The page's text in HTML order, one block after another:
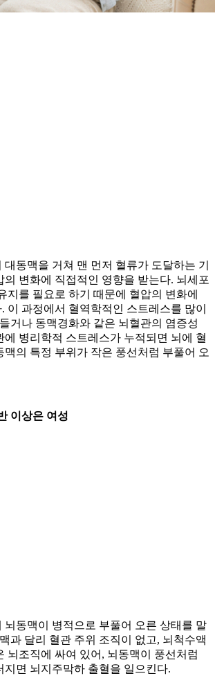
동맥을 거쳐 맨 먼저 혈류가 도달하는 기
의 변화에 직접적인 영향을 받는다. 뇌세포
지를 필요로 하기 때문에 혈압의 변화에
이 과정에서 혈역학적인 스트레스를 많이
거나 동맥경화와 같은 뇌혈관의 염증성
에 병리학적 스트레스가 누적되면 뇌에 혈
맥의 특정 부위가 작은 풍선처럼 부풀어 오
이상은 여성
뇌동맥이 병적으로 부풀어 오른 상태를 말
과 달리 혈관 주위 조직이 없고, 뇌척수액
뇌조직에 싸여 있어, 뇌동맥이 풍선처럼
지면 뇌지주막하 출혈을 일으킨다.